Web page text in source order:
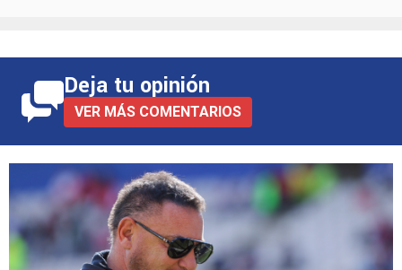
Deja tu opinión
VER MÁS COMENTARIOS